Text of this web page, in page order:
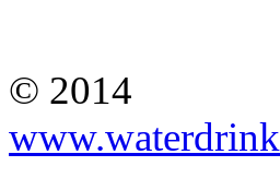
© 2014